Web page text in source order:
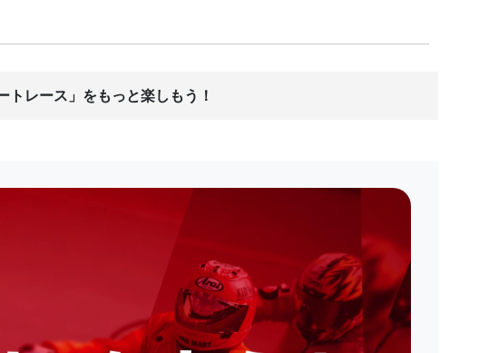
トレース」をもっと楽しもう！